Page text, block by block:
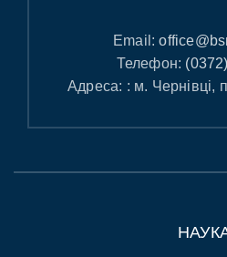
Email:
Телефон:
Адреса: : м. Чернівці,